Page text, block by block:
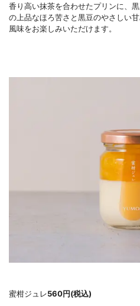
香り高い抹茶を合わせたプリンに、
の上品なほろ苦さと黒豆のやさしい
風味をお楽しみいただけます。
蜜柑ジュレ560円(税込)